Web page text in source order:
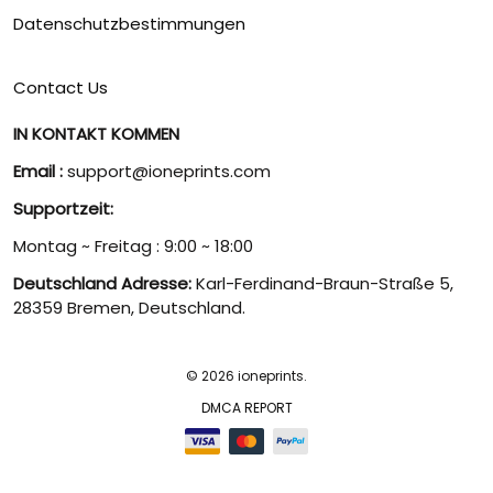
Datenschutzbestimmungen
Contact Us
IN KONTAKT KOMMEN
Email :support@ioneprints.com
Supportzeit:
Montag ~ Freitag : 9:00 ~ 18:00
Deutschland Adresse:Karl-Ferdinand-Braun-Straße 5,
28359 Bremen, Deutschland.
© 2026 ioneprints.
DMCA REPORT